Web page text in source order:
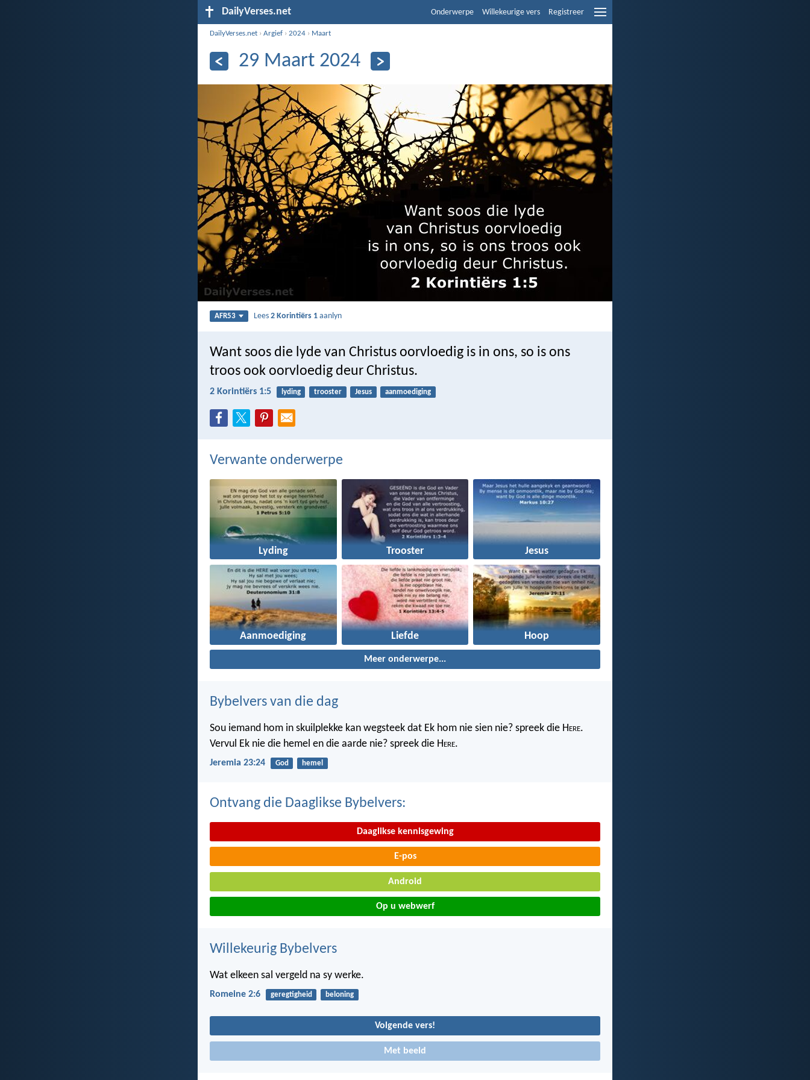
DailyVerses.net Onderwerpe Willekeurige vers Registreer
DailyVerses.net ›Argief ›2024 › Maart
29 Maart 2024
AFR53 Lees2 Korintiërs 1 aanlyn
Want soos die lyde van Christus oorvloedig is in ons, so is ons
troos ook oorvloedig deur Christus.
2 Korintiërs 1:5 lyding trooster Jesus aanmoediging
Verwante onderwerpe
Lyding Trooster Jesus
Aanmoediging Liefde Hoop
Meer onderwerpe...
Bybelvers van die dag
Sou iemand hom in skuilplekke kan wegsteek dat Ek hom nie sien nie? spreek die Here.
Vervul Ek nie die hemel en die aarde nie? spreek die Here.
Jeremia 23:24 God hemel
Ontvang die Daaglikse Bybelvers:
Daaglikse kennisgewing
E-pos
Android
Op u webwerf
Willekeurig Bybelvers
Wat elkeen sal vergeld na sy werke.
Romeine 2:6 geregtigheid beloning
Volgende vers!
Met beeld